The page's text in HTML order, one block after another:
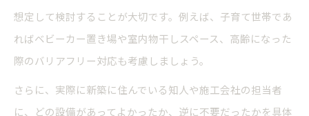
想定して検討することが大切です。例えば、子育て世帯であ
ればベビーカー置き場や室内物干しスペース、高齢になった
際のバリアフリー対応も考慮しましょう。
さらに、実際に新築に住んでいる知人や施工会社の担当者
に、どの設備があってよかったか、逆に不要だったかを具体